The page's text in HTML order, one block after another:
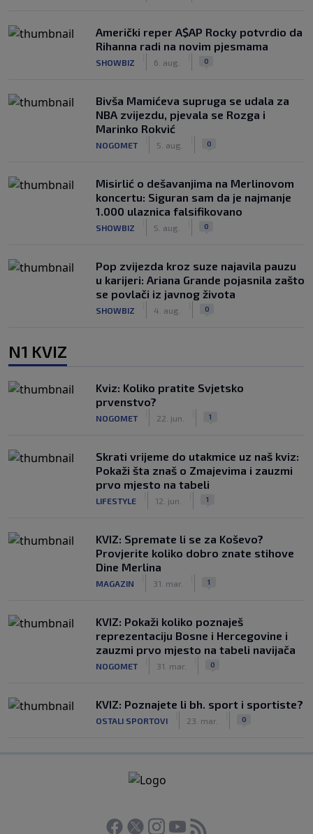
Američki reper A$AP Rocky potvrdio da
Rihanna radi na novim pjesmama
SHOWBIZ 6. aug. 0
Bivša Mamićeva supruga se udala za
NBA zvijezdu, pjevala se Rozga i
Marinko Rokvić
NOGOMET 5. aug. 0
Misirlić o dešavanjima na Merlinovom
koncertu: Siguran sam da je najmanje
1.000 ulaznica falsifikovano
SHOWBIZ 5. aug. 0
Pop zvijezda kroz suze najavila pauzu
u karijeri: Ariana Grande pojasnila zašto
se povlači iz javnog života
SHOWBIZ 4. aug. 0
N1 KVIZ
Kviz: Koliko pratite Svjetsko
prvenstvo?
NOGOMET 22. jun. 1
Skrati vrijeme do utakmice uz naš kviz:
Pokaži šta znaš o Zmajevima i zauzmi
prvo mjesto na tabeli
LIFESTYLE 12. jun. 1
KVIZ: Spremate li se za Koševo?
Provjerite koliko dobro znate stihove
Dine Merlina
MAGAZIN 31. mar. 1
KVIZ: Pokaži koliko poznaješ
reprezentaciju Bosne i Hercegovine i
zauzmi prvo mjesto na tabeli navijača
NOGOMET 31. mar. 0
KVIZ: Poznajete li bh. sport i sportiste?
OSTALI SPORTOVI 23. mar. 0